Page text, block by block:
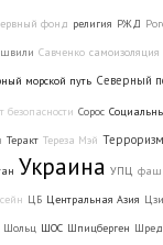
фонд религия РЖД
Савченко самоизоляция
морской путь Северный
безопасности Сорос
Теракт Тереза Мэй Терроризм
Украина УПЦ
ЦБ Центральная Азия
Шольц ШОС Шпицберген